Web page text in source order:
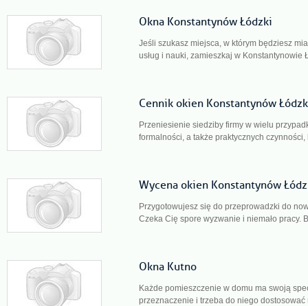
Okna Konstantynów Łódzki
Jeśli szukasz miejsca, w którym będziesz
usług i nauki, zamieszkaj w Konstantynowie
Cennik okien Konstantynów
Przeniesienie siedziby firmy w wielu
formalności, a także praktycznych czynności,
Wycena okien Konstantynów
Przygotowujesz się do przeprowadzki do
Czeka Cię spore wyzwanie i niemało pracy.
Okna Kutno
Każde pomieszczenie w domu ma swoją
przeznaczenie i trzeba do niego